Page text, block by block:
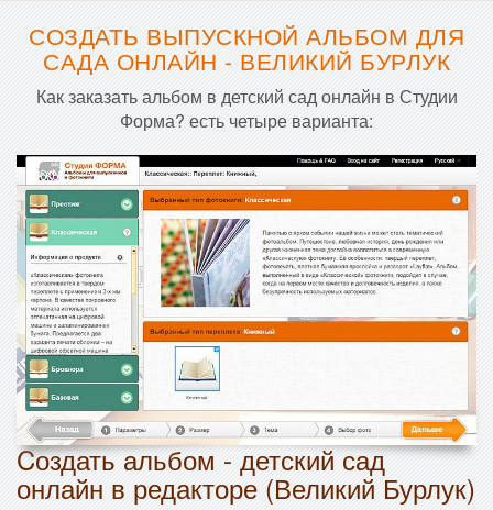
СОЗДАТЬ ВЫПУСКНОЙ АЛЬБОМ ДЛЯ
САДА ОНЛАЙН - ВЕЛИКИЙ БУРЛУК
Как заказать альбом в детский сад онлайн в Студии
Форма? есть четыре варианта:
Cоздать альбом - детский сад
онлайн в редакторе (Великий Бурлук)